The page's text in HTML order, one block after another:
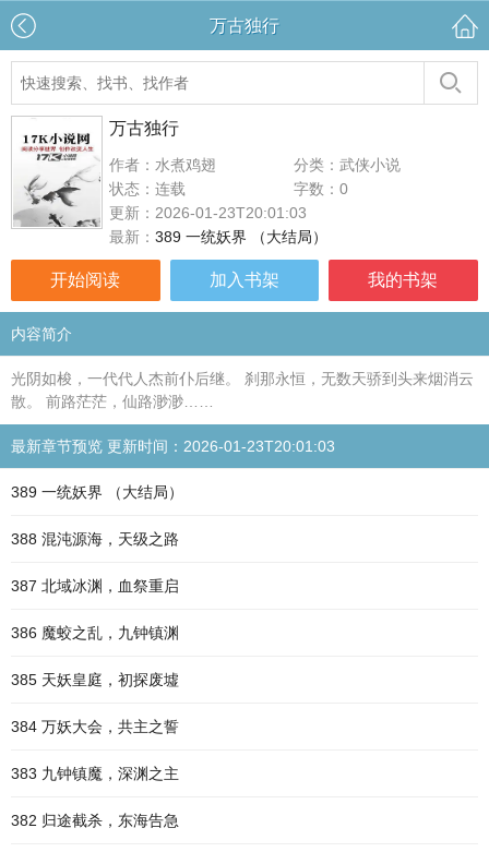
万古独行
万古独行
作者：水煮鸡翅
分类：武侠小说
状态：连载
字数：0
更新：2026-01-23T20:01:03
最新： 389 一统妖界 （大结局）
开始阅读 加入书架 我的书架
内容简介
光阴如梭，一代代人杰前仆后继。 刹那永恒，无数天骄到头来烟消云
散。 前路茫茫，仙路渺渺……
最新章节预览 更新时间：2026-01-23T20:01:03
389 一统妖界 （大结局）
388 混沌源海，天级之路
387 北域冰渊，血祭重启
386 魔蛟之乱，九钟镇渊
385 天妖皇庭，初探废墟
384 万妖大会，共主之誓
383 九钟镇魔，深渊之主
382 归途截杀，东海告急